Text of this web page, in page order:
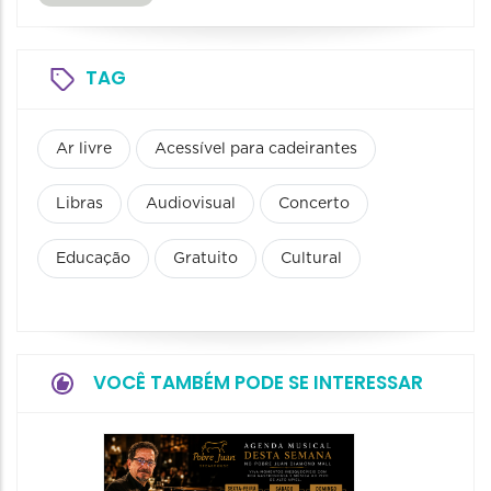
TAG
Ar livre Acessível para cadeirantes
Libras Audiovisual Concerto
Educação Gratuito Cultural
VOCÊ TAMBÉM PODE SE INTERESSAR